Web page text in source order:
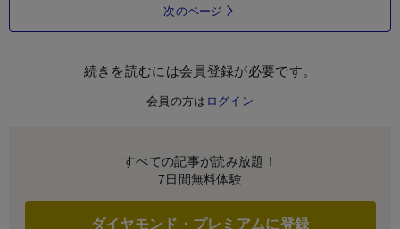
次のページ
続きを読むには会員登録が必要です。
会員の方は ログイン
すべての記事が読み放題！
7日間無料体験
ダイヤモンド・プレミアムに登録